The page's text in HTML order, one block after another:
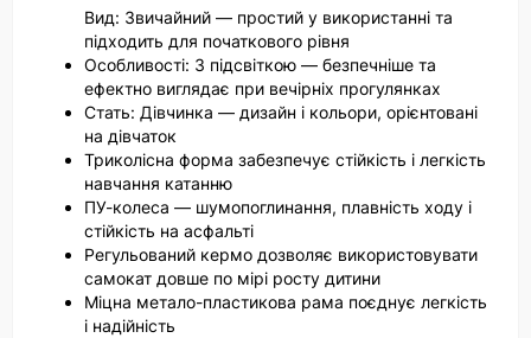
Вид: Звичайний — простий у використанні та
підходить для початкового рівня
Особливості: З підсвіткою — безпечніше та
ефектно виглядає при вечірніх прогулянках
Стать: Дівчинка — дизайн і кольори, орієнтовані
на дівчаток
Триколісна форма забезпечує стійкість і легкість
навчання катанню
ПУ-колеса — шумопоглинання, плавність ходу і
стійкість на асфальті
Регульований кермо дозволяє використовувати
самокат довше по мірі росту дитини
Міцна метало-пластикова рама поєднує легкість
і надійність